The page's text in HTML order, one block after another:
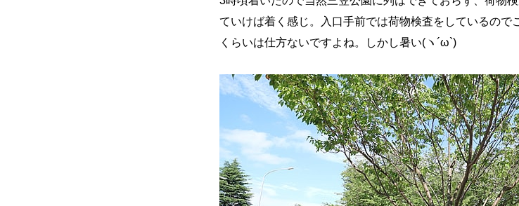
ていけば着く感じ。入口手前では荷物検査をしているので
くらいは仕方ないですよね。しかし暑い(ヽ´ω`)